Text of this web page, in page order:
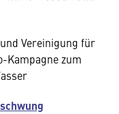
Vereinigung für
Kampagne zum